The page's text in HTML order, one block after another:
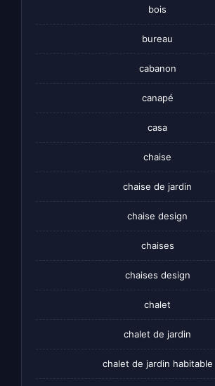
bois
bureau
cabanon
canapé
casa
chaise
chaise de jardin
chaise design
chaises
chaises design
chalet
chalet de jardin
chalet de jardin habitable